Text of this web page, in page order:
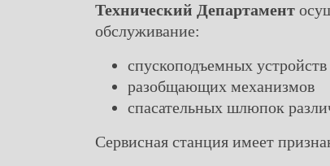
Технический Департамент
обслуживание:
спускоподъемных
разобщающих механизмов
спасательных шлюпок
Сервисная станция имеет